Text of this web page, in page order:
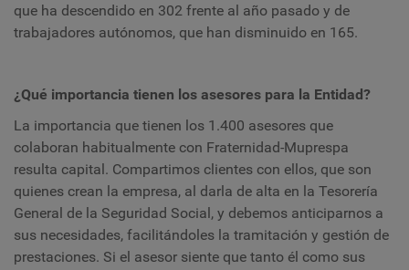
que ha descendido en 302 frente al año pasado y de
trabajadores autónomos, que han disminuido en 165.
¿Qué importancia tienen los asesores para la Entidad?
La importancia que tienen los 1.400 asesores que
colaboran habitualmente con Fraternidad-Muprespa
resulta capital. Compartimos clientes con ellos, que son
quienes crean la empresa, al darla de alta en la Tesorería
General de la Seguridad Social, y debemos anticiparnos a
sus necesidades, facilitándoles la tramitación y gestión de
prestaciones. Si el asesor siente que tanto él como sus